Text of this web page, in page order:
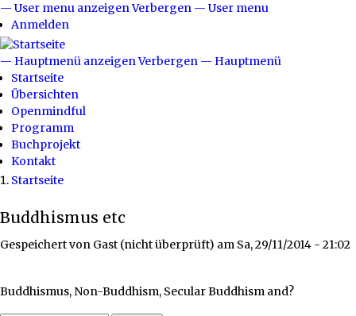
Direkt
zum
Inhalt
User
menu
— User menu anzeigenVerbergen — User menu
Anmelden
Hauptmenü
— Hauptmenü anzeigen Verbergen — Hauptmenü
Startseite
Übersichten
Openmindful
Programm
Buchprojekt
Kontakt
Startseite
Buddhismus etc
Gespeichert von Gast (nicht überprüft) am Sa, 29/11/2014 - 21:02
Buddhismus, Non-Buddhism, Secular Buddhism and?